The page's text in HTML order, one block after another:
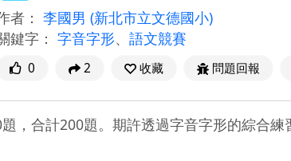
者： 李國男 (新北市立文德國小)
鍵字： 字音字形、 語文競賽
0 2 收藏 問題回報
，合計200題。期許透過字音字形的綜合練